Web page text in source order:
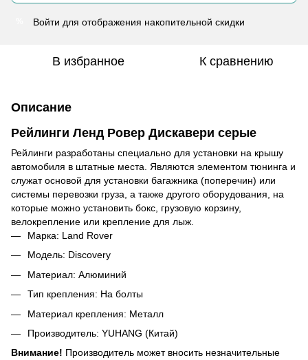
Войти для отображения накопительной скидки
В избранное К сравнению
Описание
Рейлинги Ленд Ровер Дискавери серые
Рейлинги разработаны специально для установки на крышу
автомобиля в штатные места. Являются элементом тюнинга и
служат основой для установки багажника (поперечин) или
системы перевозки груза, а также другого оборудования, на
которые можно установить бокс, грузовую корзину,
велокрепление или крепление для лыж.
Марка: Land Rover
Модель: Discovery
Материал: Алюминий
Тип крепления: На болты
Материал крепления: Металл
Производитель: YUHANG (Китай)
Внимание! Производитель может вносить незначительные